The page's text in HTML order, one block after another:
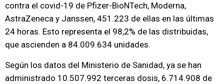
contra el covid-19 de Pfizer-BioNTech, Moderna,
AstraZeneca y Janssen, 451.223 de ellas en las últimas
24 horas. Esto representa el 98,2% de las distribuidas,
que ascienden a 84.009.634 unidades.
Según los datos del Ministerio de Sanidad, ya se han
administrado 10.507.992 terceras dosis, 6.714.908 de